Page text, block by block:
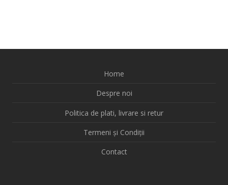
Home
Despre noi
Politica de plati, livrare si retur
Termeni și Condiții
Contact